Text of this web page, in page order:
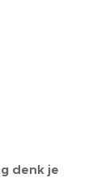
denk je